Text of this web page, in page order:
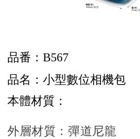
品番：B567
品名 ：小型數位相機包
本體材質：
外層材質：彈道尼龍